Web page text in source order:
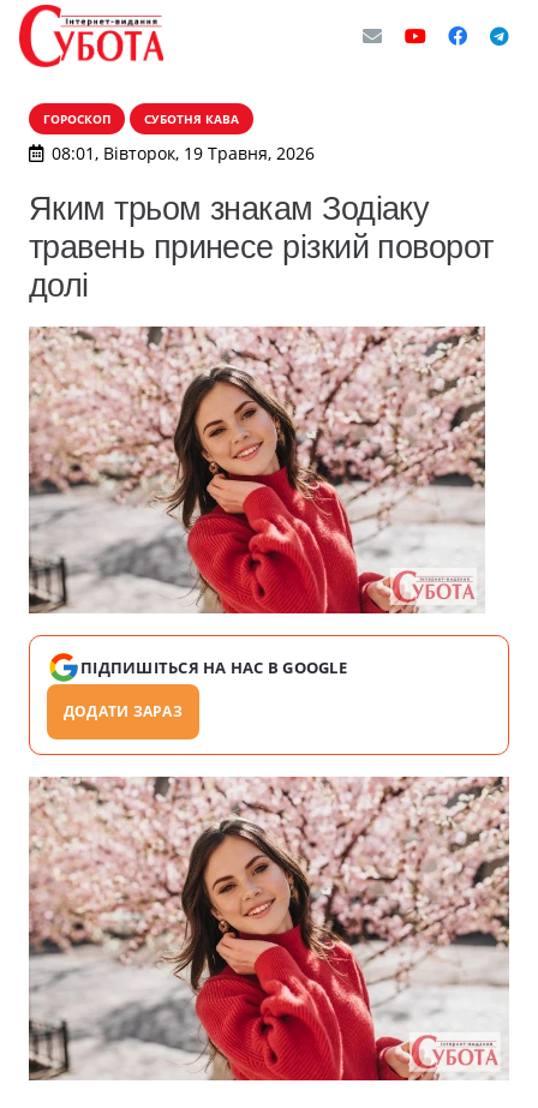
ГОРОСКОП СУБОТНЯ КАВА
08:01, Вівторок, 19 Травня, 2026
Яким трьом знакам Зодіаку
травень принесе різкий поворот
долі
ПІДПИШІТЬСЯ НА НАС В GOOGLE
ДОДАТИ ЗАРАЗ